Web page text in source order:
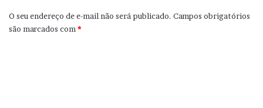
O seu endereço de e-mail não será publicado. Campos obrigatórios
são marcados com*